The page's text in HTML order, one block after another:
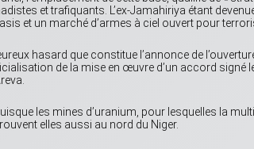
et trafiquants. L’ex-Jamahiriya étant
et un marché d’armes à ciel ouvert pour
hasard que constitue l’annonce de
de la mise en œuvre d’un accord signé
les mines d’uranium, pour lesquelles la
elles aussi au nord du Niger.